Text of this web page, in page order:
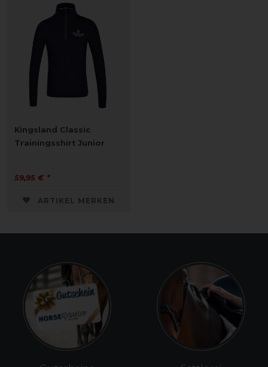
Kingsland Classic
Trainingsshirt Junior
59,95 € *
ARTIKEL MERKEN